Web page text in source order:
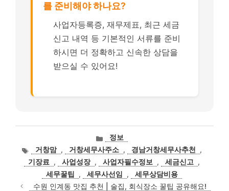
를 준비해야 하나요?
사업자등록증, 재무제표, 최근 세금
신고 내역 등 기본적인 서류를 준비
하시면 더 정확하고 신속한 상담을
받으실 수 있어요!
카
테
고
리
정보
태
그
거창맘 , 거창세무사주소 , 경남거창세무사추천
,
기장료
, 사업성장 , 사업자필수정보 , 세금신고
,
세무꿀팁
, 세무사선임 ,
세무상담비용
수원 인계동 맛집 추천 | 술집, 회식장소 꿀팁 공유해요!